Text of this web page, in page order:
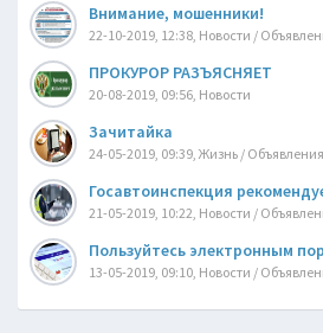
Внимание, мошенники!
22-10-2019, 12:38, Новости /
ПРОКУРОР РАЗЪЯСНЯЕТ
20-08-2019, 09:56, Новости
Зачитайка
24-05-2019, 09:39, Жизнь / Объявления
Госавтоинспекция
21-05-2019, 10:22, Новости /
Пользуйтесь электронным
13-05-2019, 09:10, Новости /